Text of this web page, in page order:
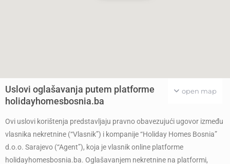
open map
Uslovi oglašavanja putem platforme
holidayhomesbosnia.ba
Ovi uslovi korištenja predstavljaju pravno obavezujući ugovor između
vlasnika nekretnine (“Vlasnik”) i kompanije “Holiday Homes Bosnia”
d.o.o. Sarajevo (“Agent”), koja je vlasnik online platforme
holidayhomesbosnia.ba. Oglašavanjem nekretnine na platformi,